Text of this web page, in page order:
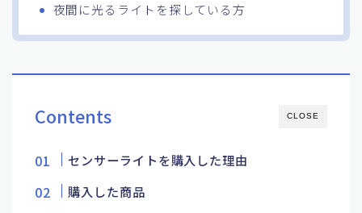
夜間に光るライトを探している方
CLOSE
Contents
センサーライトを購入した理由
購入した商品